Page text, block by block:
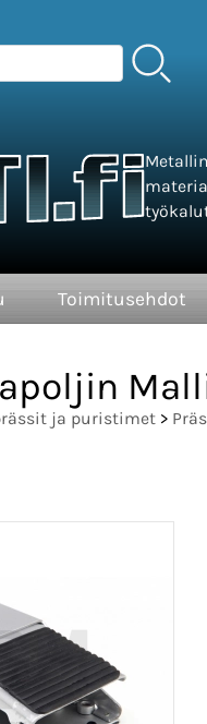
Toimitusehdot
ja puristimet >